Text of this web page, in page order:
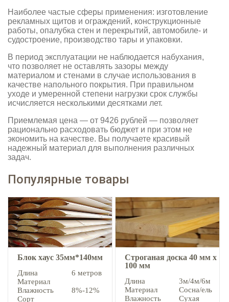
Наиболее частые сферы применения: изготовление
рекламных щитов и ограждений, конструкционные
работы, опалубка стен и перекрытий, автомобиле- и
судостроение, производство тары и упаковки.
В период эксплуатации не наблюдается набухания,
что позволяет не оставлять зазоры между
материалом и стенами в случае использования в
качестве напольного покрытия. При правильном
уходе и умеренной степени нагрузки срок службы
исчисляется несколькими десятками лет.
Приемлемая цена — от 9426 рублей — позволяет
рационально расходовать бюджет и при этом не
экономить на качестве. Вы получаете красивый
надежный материал для выполнения различных
задач.
Популярные товары
Блок хаус 35мм*140мм
Длина
6 метров
Материал
Влажность
8%-12%
Сорт
Строганая доска 40 мм х
100 мм
Длина
3м/4м/6м
Материал
Сосна/ель
Влажность
Сухая